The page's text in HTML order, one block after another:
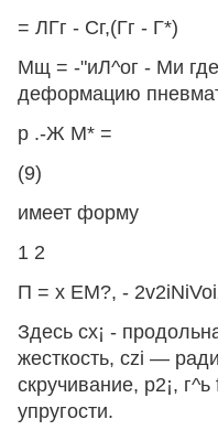
= ЛГг - Сг,(Гг - Г*)
Мщ = -"иЛ^ог - Ми
деформацию
р .-Ж М* =
(9)
имеет форму
1 2
П = х ЕМ?, -
Здесь cx¡ -
жесткость, czi —
скручивание, p2¡,
упругости.